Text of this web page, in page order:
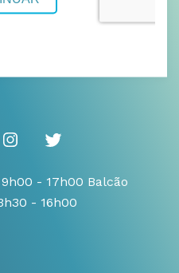
- 17h00 Balcão
- 16h00